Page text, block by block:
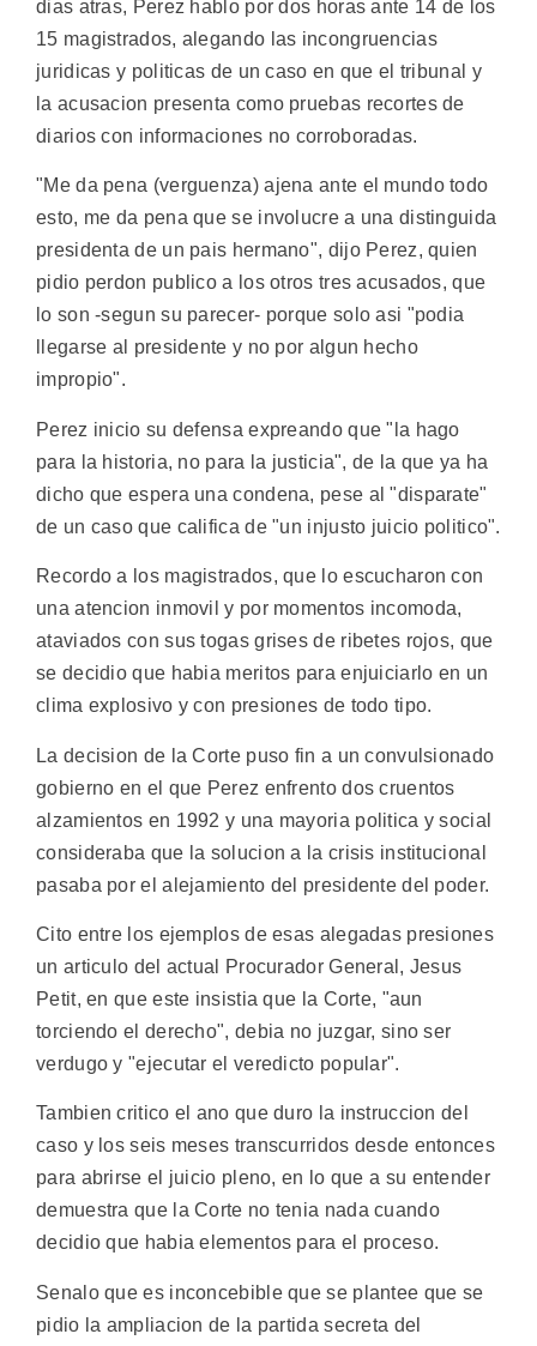
dias atras, Perez hablo por dos horas ante 14 de los
15 magistrados, alegando las incongruencias
juridicas y politicas de un caso en que el tribunal y
la acusacion presenta como pruebas recortes de
diarios con informaciones no corroboradas.
"Me da pena (verguenza) ajena ante el mundo todo
esto, me da pena que se involucre a una distinguida
presidenta de un pais hermano", dijo Perez, quien
pidio perdon publico a los otros tres acusados, que
lo son -segun su parecer- porque solo asi "podia
llegarse al presidente y no por algun hecho
impropio".
Perez inicio su defensa expreando que "la hago
para la historia, no para la justicia", de la que ya ha
dicho que espera una condena, pese al "disparate"
de un caso que califica de "un injusto juicio politico".
Recordo a los magistrados, que lo escucharon con
una atencion inmovil y por momentos incomoda,
ataviados con sus togas grises de ribetes rojos, que
se decidio que habia meritos para enjuiciarlo en un
clima explosivo y con presiones de todo tipo.
La decision de la Corte puso fin a un convulsionado
gobierno en el que Perez enfrento dos cruentos
alzamientos en 1992 y una mayoria politica y social
consideraba que la solucion a la crisis institucional
pasaba por el alejamiento del presidente del poder.
Cito entre los ejemplos de esas alegadas presiones
un articulo del actual Procurador General, Jesus
Petit, en que este insistia que la Corte, "aun
torciendo el derecho", debia no juzgar, sino ser
verdugo y "ejecutar el veredicto popular".
Tambien critico el ano que duro la instruccion del
caso y los seis meses transcurridos desde entonces
para abrirse el juicio pleno, en lo que a su entender
demuestra que la Corte no tenia nada cuando
decidio que habia elementos para el proceso.
Senalo que es inconcebible que se plantee que se
pidio la ampliacion de la partida secreta del